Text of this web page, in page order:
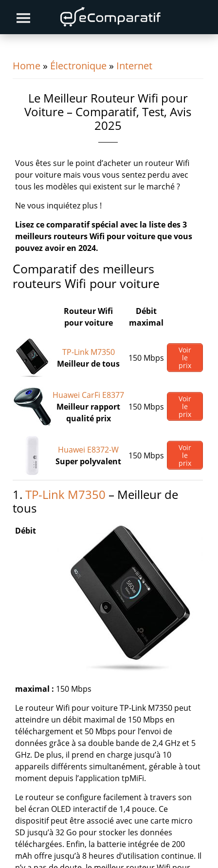
primary
content
primary
Home » Électronique » Internet
Le Meilleur Routeur Wifi pour
Voiture – Comparatif, Test, Avis
2025
Vous êtes sur le point d’acheter un routeur Wifi
pour voiture mais vous vous sentez perdu avec
tous les modèles qui existent sur le marché ?
Ne vous inquiétez plus !
Lisez ce comparatif spécial avec la liste des 3
meilleurs routeurs Wifi pour voiture que vous
pouvez avoir en 2024.
Comparatif des meilleurs
routeurs Wifi pour voiture
Routeur Wifi
pour voiture
Débit
maximal
TP-Link M7350
Meilleur de tous
150 Mbps
Voir
le
prix
Huawei CarFi E8377
Meilleur rapport
qualité prix
150 Mbps
Voir
le
prix
Huawei E8372-W
Super polyvalent
150 Mbps
Voir
le
prix
1.TP-Link M7350 – Meilleur de
tous
Débit
maximal : 150 Mbps
Le routeur Wifi pour voiture TP-Link M7350 peut
atteindre un débit maximal de 150 Mbps en
téléchargement et 50 Mbps pour l’envoi de
données grâce à sa double bande de 2,4 GHz et 5
GHz. De plus, il prend en charge jusqu’à 10
appareils différents simultanément, gérable à tout
moment depuis l’application tpMiFi.
Le routeur se configure facilement à travers son
bel écran OLED interactif de 1,4 pouce. Ce
dispositif peut être associé avec une carte micro
SD jusqu’à 32 Go pour stocker les données
téléchargées. Enfin, la batterie intégrée de 200
mAh offre jusqu’à 8 heures d’utilisation continue. Il